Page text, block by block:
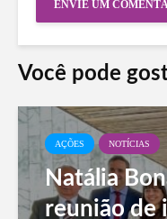
Você pode
AÇÕES NOTÍCIAS
Natália
reunião de